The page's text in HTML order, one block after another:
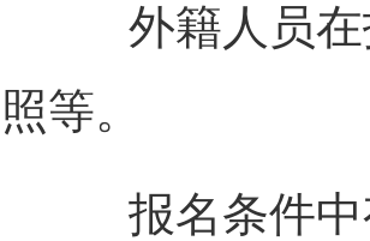
外籍人员在
照等。
报名条件中